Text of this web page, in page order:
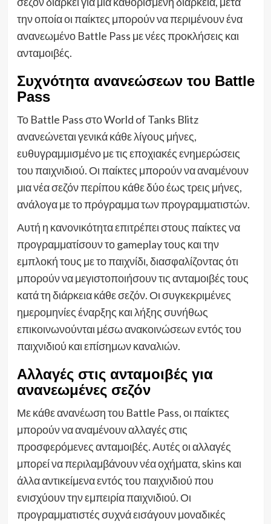
την οποία οι παίκτες μπορούν να περιμένουν ένα
ανανεωμένο Battle Pass με νέες προκλήσεις και
ανταμοιβές.
Συχνότητα ανανεώσεων του Battle
Pass
Το Battle Pass στο World of Tanks Blitz
ανανεώνεται γενικά κάθε λίγους μήνες,
ευθυγραμμισμένο με τις εποχιακές ενημερώσεις
του παιχνιδιού. Οι παίκτες μπορούν να αναμένουν
μια νέα σεζόν περίπου κάθε δύο έως τρεις μήνες,
ανάλογα με το πρόγραμμα των προγραμματιστών.
Αυτή η κανονικότητα επιτρέπει στους παίκτες να
προγραμματίσουν το gameplay τους και την
εμπλοκή τους με το παιχνίδι, διασφαλίζοντας ότι
μπορούν να μεγιστοποιήσουν τις ανταμοιβές τους
κατά τη διάρκεια κάθε σεζόν. Οι συγκεκριμένες
ημερομηνίες έναρξης και λήξης συνήθως
επικοινωνούνται μέσω ανακοινώσεων εντός του
παιχνιδιού και επίσημων καναλιών.
Αλλαγές στις ανταμοιβές για
ανανεωμένες σεζόν
Με κάθε ανανέωση του Battle Pass, οι παίκτες
μπορούν να αναμένουν αλλαγές στις
προσφερόμενες ανταμοιβές. Αυτές οι αλλαγές
μπορεί να περιλαμβάνουν νέα οχήματα, skins και
άλλα αντικείμενα εντός του παιχνιδιού που
ενισχύουν την εμπειρία παιχνιδιού. Οι
προγραμματιστές συχνά εισάγουν μοναδικές